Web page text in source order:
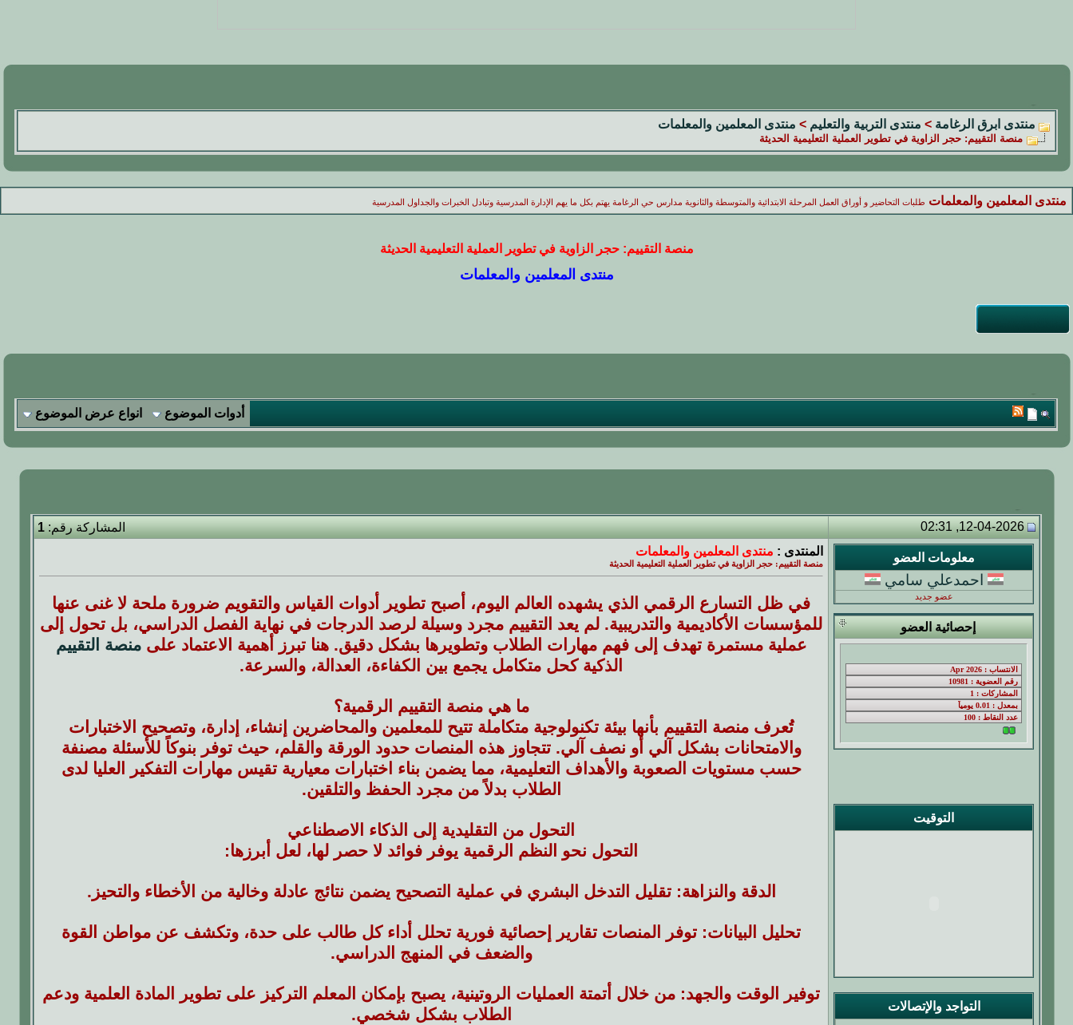
منتدى ابرق الرغامة > منتدى التربية والتعليم > منتدى المعلمين والمعلمات
منصة التقييم: حجر الزاوية في تطوير العملية التعليمية الحديثة
منتدى المعلمين والمعلمات طلبات التحاضير و أوراق العمل المرحلة الابتدائية والمتوسطة والثانوية مدارس حي الرغامة يهتم بكل ما يهم الإدارة المدرسية وتبادل الخبرات والجداول المدرسية
منصة التقييم: حجر الزاوية في تطوير العملية التعليمية الحديثة
منتدى المعلمين والمعلمات
أدوات الموضوع انواع عرض الموضوع
12-04-2026, 02:31 المشاركة رقم:1
معلومات العضو
احمدعلي سامي
عضو جديد
إحصائية العضو
التوقيت
التواجد والإتصالات
المنتدى : منتدى المعلمين والمعلمات
منصة التقييم: حجر الزاوية في تطوير العملية التعليمية الحديثة
في ظل التسارع الرقمي الذي يشهده العالم اليوم، أصبح تطوير أدوات القياس والتقويم ضرورة ملحة لا غنى عنها
للمؤسسات الأكاديمية والتدريبية. لم يعد التقييم مجرد وسيلة لرصد الدرجات في نهاية الفصل الدراسي، بل تحول إلى
عملية مستمرة تهدف إلى فهم مهارات الطلاب وتطويرها بشكل دقيق. هنا تبرز أهمية الاعتماد علىمنصة التقييم
الذكية كحل متكامل يجمع بين الكفاءة، العدالة، والسرعة.
ما هي منصة التقييم الرقمية؟
تُعرف منصة التقييم بأنها بيئة تكنولوجية متكاملة تتيح للمعلمين والمحاضرين إنشاء، إدارة، وتصحيح الاختبارات
والامتحانات بشكل آلي أو نصف آلي. تتجاوز هذه المنصات حدود الورقة والقلم، حيث توفر بنوكاً للأسئلة مصنفة
حسب مستويات الصعوبة والأهداف التعليمية، مما يضمن بناء اختبارات معيارية تقيس مهارات التفكير العليا لدى
الطلاب بدلاً من مجرد الحفظ والتلقين.
التحول من التقليدية إلى الذكاء الاصطناعي
التحول نحو النظم الرقمية يوفر فوائد لا حصر لها، لعل أبرزها:
الدقة والنزاهة: تقليل التدخل البشري في عملية التصحيح يضمن نتائج عادلة وخالية من الأخطاء والتحيز.
تحليل البيانات: توفر المنصات تقارير إحصائية فورية تحلل أداء كل طالب على حدة، وتكشف عن مواطن القوة
والضعف في المنهج الدراسي.
توفير الوقت والجهد: من خلال أتمتة العمليات الروتينية، يصبح بإمكان المعلم التركيز على تطوير المادة العلمية ودعم
الطلاب بشكل شخصي.